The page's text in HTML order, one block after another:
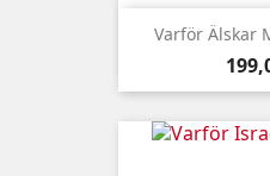
Varför Älskar
Pris